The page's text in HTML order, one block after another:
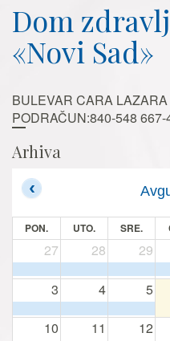
Dom
«Novi Sad»
BULEVAR CARA
PODRAČUN:840-548 667-
Arhiva
PON. UTO. SRE.
27 28 29
3 4 5
10 11 12